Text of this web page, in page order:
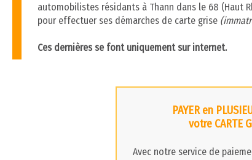
automobilistes résidants à Thann dans le 68 (Haut
pour effectuer ses démarches de carte grise
Ces dernières se font uniquement sur internet.
PAYER en
votre CARTE
Avec notre service de